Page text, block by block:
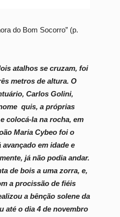
do Bom Socorro” (p.
atalhos se cruzam, foi
metros de altura. O
Carlos Golini,
quis, a próprias
colocá-la na rocha, em
Maria Cybeo foi o
em idade e
já não podia andar.
de bois a uma zorra, e,
a procissão de fiéis
a bênção solene da
até o dia 4 de novembro